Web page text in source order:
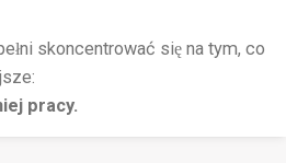
skoncentrować się na tym, co
pracy.